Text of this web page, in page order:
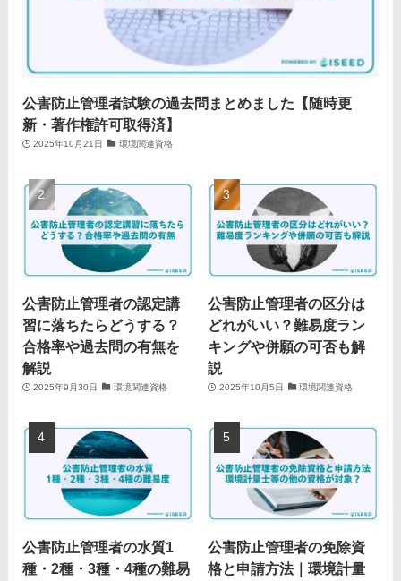
公害防止管理者試験の過去問まとめました【随時更
新・著作権許可取得済】
2025年10月21日 環境関連資格
公害防止管理者の認定講
習に落ちたらどうする？
合格率や過去問の有無を
解説
2025年9月30日 環境関連資格
公害防止管理者の区分は
どれがいい？難易度ラン
キングや併願の可否も解
説
2025年10月5日 環境関連資格
公害防止管理者の水質1
種・2種・3種・4種の難易
公害防止管理者の免除資
格と申請方法｜環境計量